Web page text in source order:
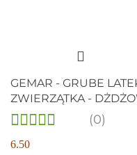
GEMAR - GRUBE
ZWIERZĄTKA -
(0)
6.50